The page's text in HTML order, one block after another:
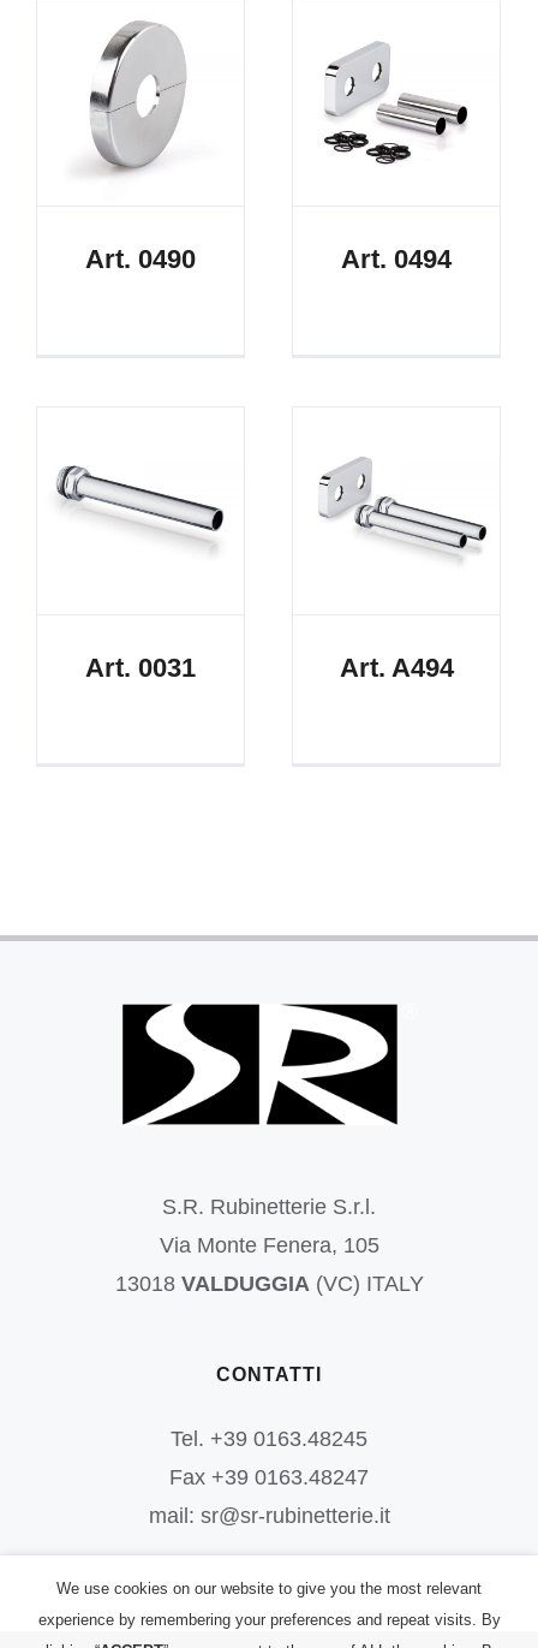
Art. 0490 Art. 0494
Art. 0031 Art. A494
S.R. Rubinetterie S.r.l.
Via Monte Fenera, 105
13018 VALDUGGIA (VC) ITALY
CONTATTI
Tel. +39 0163.48245
Fax +39 0163.48247
mail: sr@sr-rubinetterie.it
We use cookies on our website to give you the most relevant
experience by remembering your preferences and repeat visits. By